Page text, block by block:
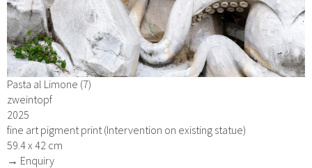
Pasta al Limone (7)
zweintopf
2025
fine art pigment print (Intervention on existing statue)
59.4 x 42 cm
→ Enquiry